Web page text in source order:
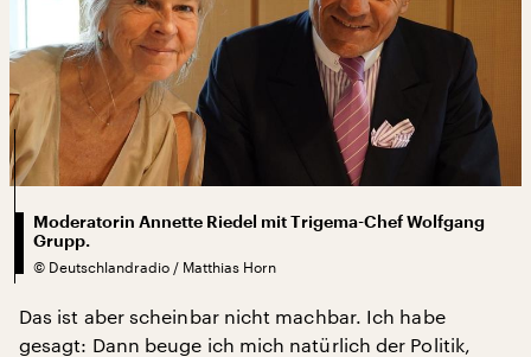
Moderatorin Annette Riedel mit Trigema-Chef Wolfgang
Grupp.
© Deutschlandradio / Matthias Horn
Das ist aber scheinbar nicht machbar. Ich habe
gesagt: Dann beuge ich mich natürlich der Politik,